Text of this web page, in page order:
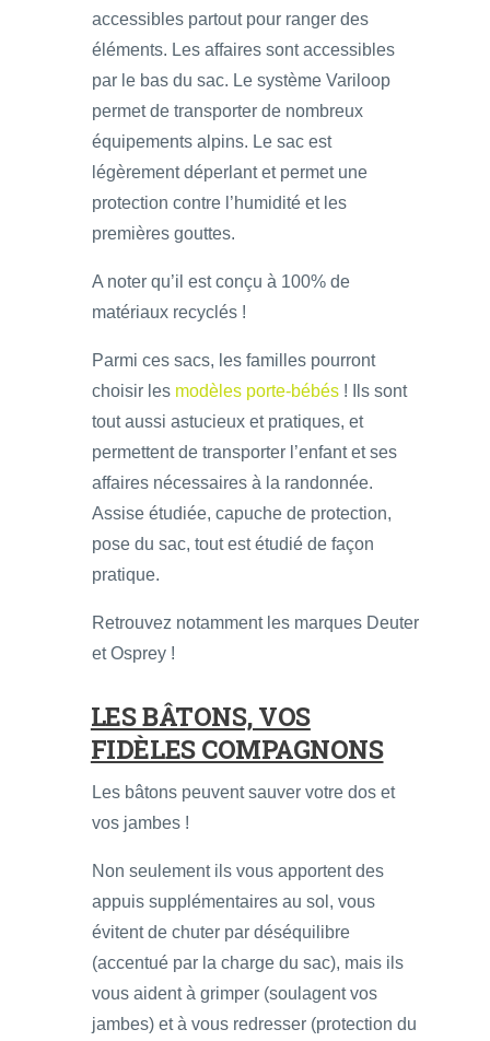
accessibles partout pour ranger des
éléments. Les affaires sont accessibles
par le bas du sac. Le système Variloop
permet de transporter de nombreux
équipements alpins. Le sac est
légèrement déperlant et permet une
protection contre l’humidité et les
premières gouttes.
A noter qu’il est conçu à 100% de
matériaux recyclés !
Parmi ces sacs, les familles pourront
choisir les modèles porte-bébés ! Ils sont
tout aussi astucieux et pratiques, et
permettent de transporter l’enfant et ses
affaires nécessaires à la randonnée.
Assise étudiée, capuche de protection,
pose du sac, tout est étudié de façon
pratique.
Retrouvez notamment les marques Deuter
et Osprey !
LES BÂTONS, VOS
FIDÈLES COMPAGNONS
Les bâtons peuvent sauver votre dos et
vos jambes !
Non seulement ils vous apportent des
appuis supplémentaires au sol, vous
évitent de chuter par déséquilibre
(accentué par la charge du sac), mais ils
vous aident à grimper (soulagent vos
jambes) et à vous redresser (protection du